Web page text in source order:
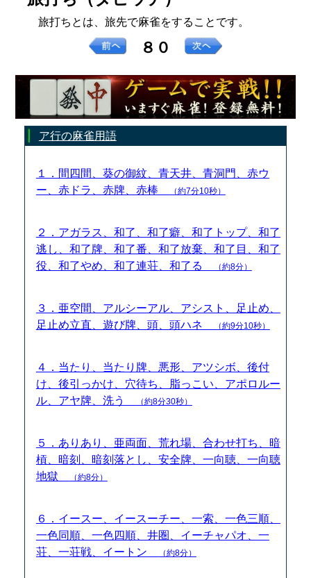
旅打ちとは、旅先で麻雀をすることです。
８０
ア行の麻雀用語
１．間四間、葵の御紋、青天井、青洞門、赤ウ
ー、赤ドラ、赤牌、赤棒
（約7分10秒）
２．アガラス、和了、和了癖、和了トップ、和了
逃し、和了牌、和了番、和了放棄、和了目、和了
役、和了やめ、和了連荘、和了る
（約8分）
３．亜空間、アルシーアル、アシスト、足止め、
足止め立直、遊び牌、頭、頭ハネ
（約9分10秒）
４．当たり、当たり牌、悪形、アツシボ、後付
け、後引っかけ、穴待ち、脂っこい、アポロルー
ル、アヤ牌、洗う
（約8分30秒）
５．ありあり、亜両面、荒れ場、合わせ打ち、暗
槓、暗刻、暗刻落とし、安全牌、一向聴、一向聴
地獄
（約8分）
６．イースー、イースーチー、一索、一色三順、
一色同順、一色四順、井圏、イーチャパオ、一
荘、一荘戦、イートン
（約8分）